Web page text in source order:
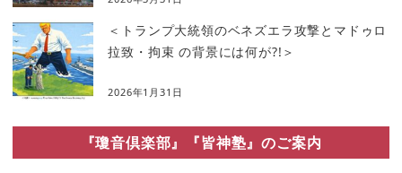
＜トランプ大統領のベネズエラ攻撃とマドゥロ
拉致・拘束 の背景には何が?!＞
2026年1月31日
『瓊音倶楽部』『皆神塾』のご案内